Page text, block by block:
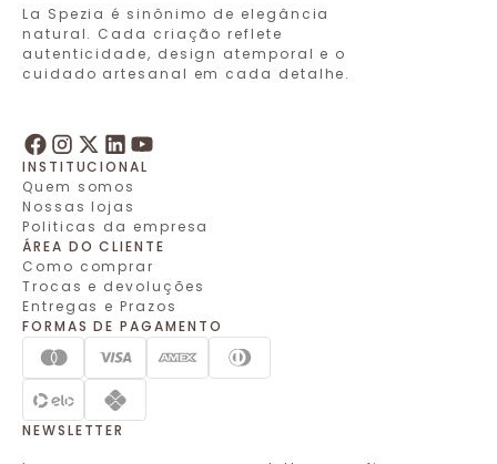
La Spezia é sinônimo de elegância
natural. Cada criação reflete
autenticidade, design atemporal e o
cuidado artesanal em cada detalhe.
INSTITUCIONAL
Quem somos
Nossas lojas
Politicas da empresa
ÁREA DO CLIENTE
Como comprar
Trocas e devoluções
Entregas e Prazos
FORMAS DE PAGAMENTO
NEWSLETTER